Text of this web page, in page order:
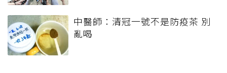
中醫師：清冠一號不是防疫茶 別
亂喝